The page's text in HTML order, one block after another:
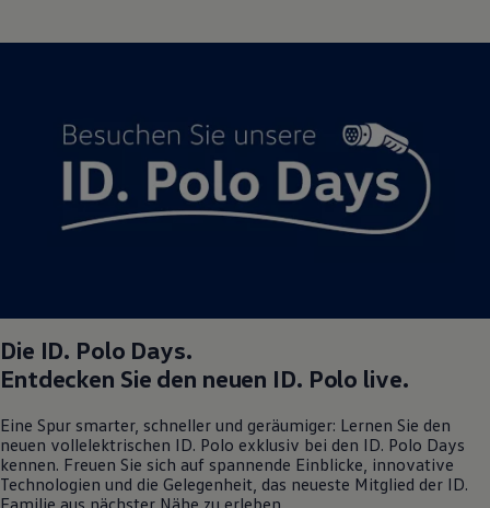
Die ID. Polo Days.
Entdecken Sie den neuen ID. Polo live.
Eine Spur smarter, schneller und geräumiger: Lernen Sie den
neuen vollelektrischen ID. Polo exklusiv bei den ID. Polo Days
kennen. Freuen Sie sich auf spannende Einblicke, innovative
Technologien und die Gelegenheit, das neueste Mitglied der ID.
Familie aus nächster Nähe zu erleben.